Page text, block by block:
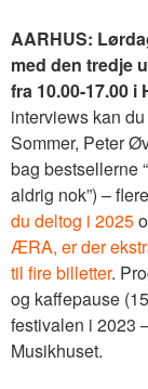
AARHUS:
med den tredje
fra 10.00-17.00
interviews kan
Sommer, Peter
bag bestsellerne
aldrig nok”) –
du deltog i 2025
ÆRA, er der
til fire billetter.
og kaffepause
festivalen i 2023
Musikhuset.